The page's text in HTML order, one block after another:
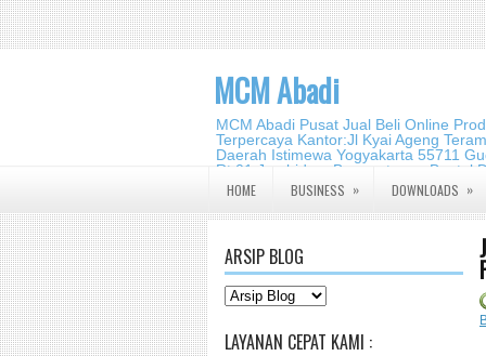
MCM Abadi
MCM Abadi Pusat Jual Beli Online
Terpercaya Kantor:Jl Kyai Ageng
Daerah Istimewa Yogyakarta 55711
Rt.01,Jambidan,
2140 2988
HOME BUSINESS » DOWNLOADS »
ARSIP BLOG
LAYANAN CEPAT KAMI :